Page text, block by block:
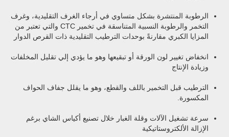
الرطوبة المنتشرة بشكل متساوي في أرجاء الغرف التقليدية، وغرف
التخمر والرطوبة النسبية المتناسقة في تخمير CTC والتي تعتبر من
المزايا الكبري مقارنةً بوحدات الترطيب التقليدية ذات القرص الدوار
انخفاض تغيير لون الورقة أو تبقيعها وهو ما يؤدي إلي تقليل المخلفات
وزيادة الإنتاج
الترطيب قبل التخمير باللف والقطع، وهو ما يقلل جفاف الحواف
المكسورة.
سرعة تشغيل الآلات وقلة الغبار خلال تصنيع أكياس الشاي برغم
الإزالة الألكتروستاتيكية